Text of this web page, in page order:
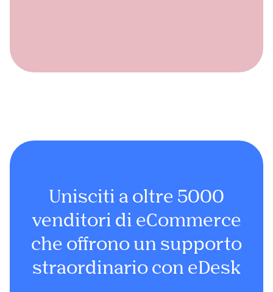
Unisciti a oltre 5000
venditori di eCommerce
che offrono un supporto
straordinario con eDesk